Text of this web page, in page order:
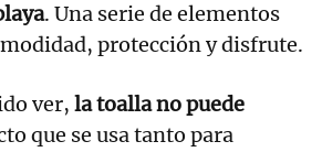
. Una serie de elementos
protección y disfrute.
ver, la toalla no puede
que se usa tanto para